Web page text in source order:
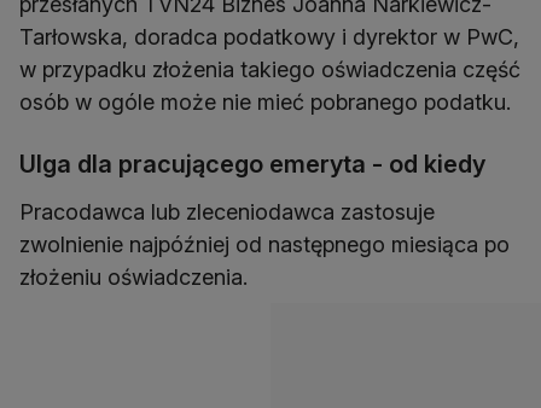
Tarłowska, doradca podatkowy i dyrektor w PwC,
w przypadku złożenia takiego oświadczenia część
osób w ogóle może nie mieć pobranego podatku.
Ulga dla pracującego emeryta - od kiedy
Pracodawca lub zleceniodawca zastosuje
zwolnienie najpóźniej od następnego miesiąca po
złożeniu oświadczenia.